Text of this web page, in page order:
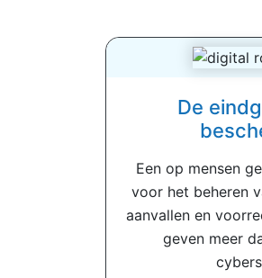
De
Een op mensen
voor het beheren
aanvallen en
geven meer